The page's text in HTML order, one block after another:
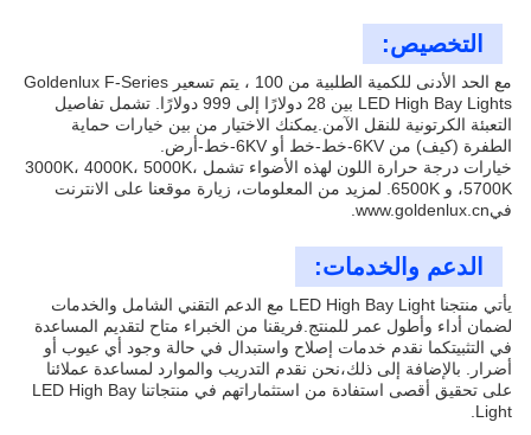
التخصيص:
مع الحد الأدنى للكمية الطلبية من 100 ، يتم تسعير Goldenlux F-Series
LED High Bay Lights بين 28 دولارًا إلى 999 دولارًا. تشمل تفاصيل
التعبئة الكرتونية للنقل الآمن.يمكنك الاختيار من بين خيارات حماية
الطفرة (كيف) من 6KV-خط-خط أو 6KV-خط-أرض.
خيارات درجة حرارة اللون لهذه الأضواء تشمل 3000K، 4000K، 5000K،
5700K، و 6500K. لمزيد من المعلومات، زيارة موقعنا على الانترنت
فيwww.goldenlux.cn
الدعم والخدمات:
يأتي منتجنا LED High Bay Light مع الدعم التقني الشامل والخدمات
لضمان أداء وأطول عمر للمنتج.فريقنا من الخبراء متاح لتقديم المساعدة
في التثبيتكما نقدم خدمات إصلاح واستبدال في حالة وجود أي عيوب أو
أضرار. بالإضافة إلى ذلك،نحن نقدم التدريب والموارد لمساعدة عملائنا
على تحقيق أقصى استفادة من استثماراتهم في منتجاتنا LED High Bay
Light.